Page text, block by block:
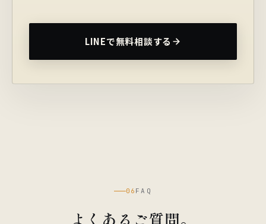
LINEで無料相談する
06 FAQ
よくあるご質問。